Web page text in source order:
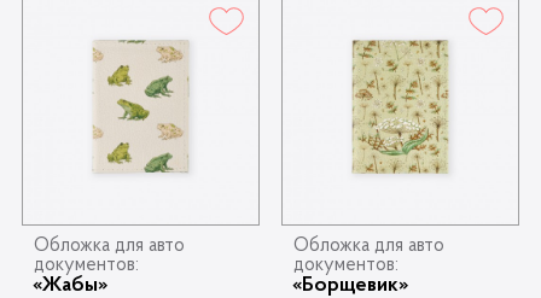
Обложка для авто
документов:
«Жабы»
Обложка для авто
документов:
«Борщевик»